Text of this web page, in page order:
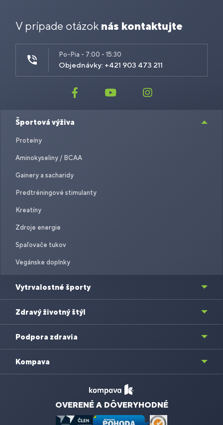
V prípade otázok nás kontaktujte
Po-Pia - 7:00 - 15:30
Objednávky: +421 903 473 211
Športová výživa
Proteíny
Aminokyseliny / BCAA
Gainery a sacharidy
Predtréningové stimulanty
Kreatíny
Zdroje energie
Spaľovače tukov
Vegánske doplnky
Vytrvalostné športy
Zdravý životný štýl
Podpora zdravia
Kompava
OVERENÉ A DÔVERYHODNÉ